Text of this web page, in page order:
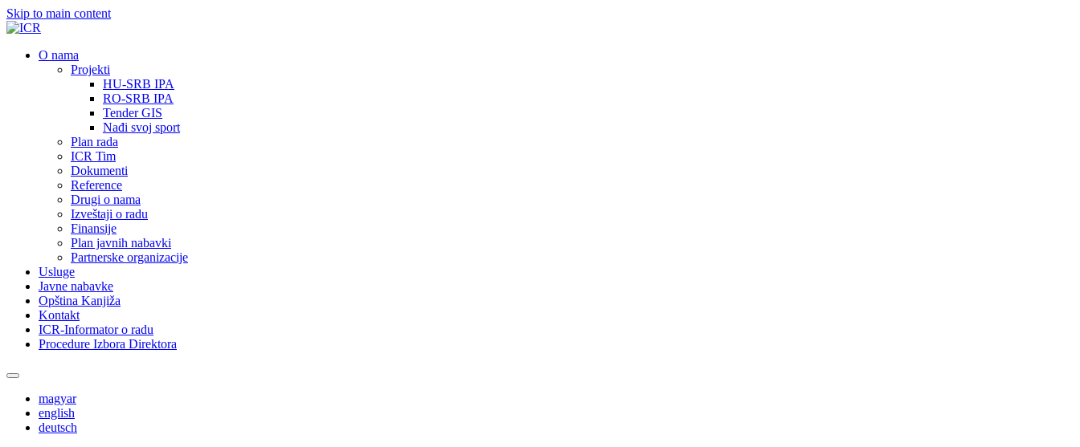
Skip to main content
О nama
Projekti
HU-SRB IPA
RO-SRB IPA
Tender GIS
Nađi svoj sport
Plan rada
ICR Tim
Dokumenti
Reference
Drugi o nama
Izveštaji o radu
Finansije
Plan javnih nabavki
Partnerske organizacije
Usluge
Javne nabavke
Opština Kanjiža
Kontakt
ICR-Informator o radu
Procedure Izbora Direktora
magyar
english
deutsch